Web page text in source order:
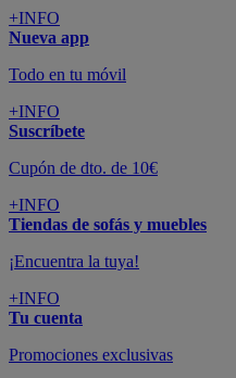
+INFO
Nueva app
Todo en tu móvil
+INFO
Suscríbete
Cupón de dto. de 10€
+INFO
Tiendas de sofás y muebles
¡Encuentra la tuya!
+INFO
Tu cuenta
Promociones exclusivas